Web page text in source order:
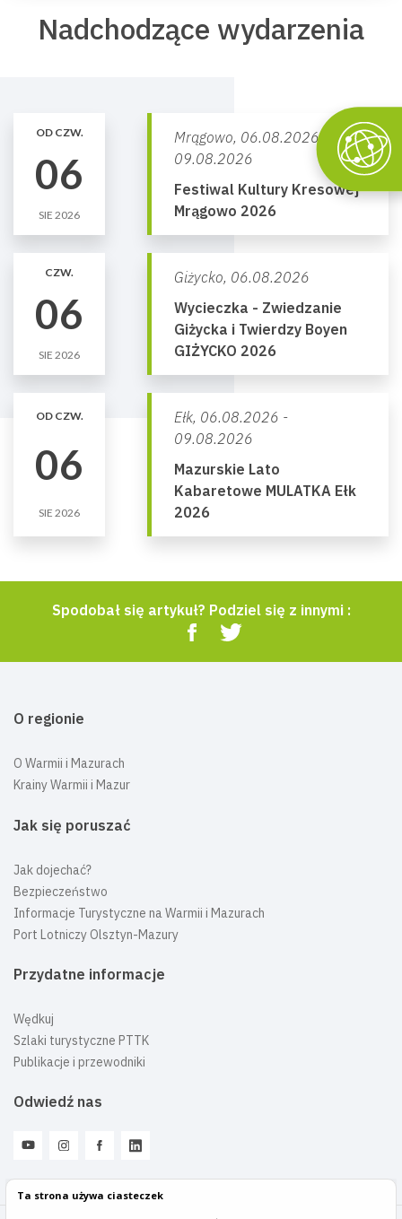
Ta strona używa ciasteczek
Nadchodzące wydarzenia
OD CZW.
06
SIE 2026
Mrągowo, 06.08.2026 -
09.08.2026
Festiwal Kultury Kresowej
Mrągowo 2026
CZW.
06
SIE 2026
Giżycko, 06.08.2026
Wycieczka - Zwiedzanie
Giżycka i Twierdzy Boyen
GIŻYCKO 2026
OD CZW.
06
SIE 2026
Ełk, 06.08.2026 -
09.08.2026
Mazurskie Lato
Kabaretowe MULATKA Ełk
2026
Spodobał się artykuł? Podziel się z innymi :
O regionie
O Warmii i Mazurach
Krainy Warmii i Mazur
Jak się poruszać
Jak dojechać?
Bezpieczeństwo
Informacje Turystyczne na Warmii i Mazurach
Port Lotniczy Olsztyn-Mazury
Przydatne informacje
Wędkuj
Szlaki turystyczne PTTK
Publikacje i przewodniki
Odwiedź nas